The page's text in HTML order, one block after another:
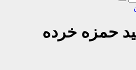
حمزه خرده